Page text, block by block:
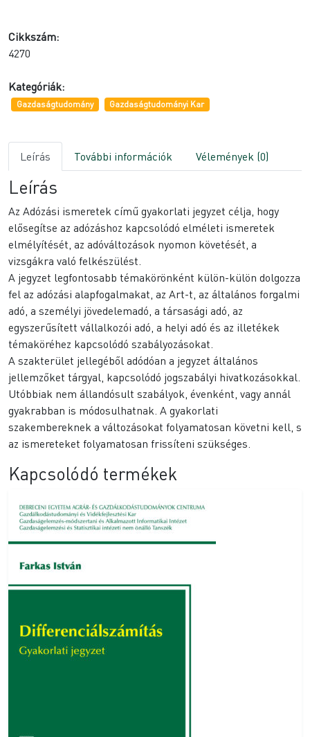
Cikkszám:
4270
Kategóriák:
Gazdaságtudomány Gazdaságtudományi Kar
Leírás További információk Vélemények (0)
Leírás
Az Adózási ismeretek című gyakorlati jegyzet célja, hogy
elősegítse az adózáshoz kapcsolódó elméleti ismeretek
elmélyítését, az adóváltozások nyomon követését, a
vizsgákra való felkészülést.
A jegyzet legfontosabb témakörönként külön-külön dolgozza
fel az adózási alapfogalmakat, az Art-t, az általános forgalmi
adó, a személyi jövedelemadó, a társasági adó, az
egyszerűsített vállalkozói adó, a helyi adó és az illetékek
témaköréhez kapcsolódó szabályozásokat.
A szakterület jellegéből adódóan a jegyzet általános
jellemzőket tárgyal, kapcsolódó jogszabályi hivatkozásokkal.
Utóbbiak nem állandósult szabályok, évenként, vagy annál
gyakrabban is módosulhatnak. A gyakorlati
szakembereknek a változásokat folyamatosan követni kell, s
az ismereteket folyamatosan frissíteni szükséges.
Kapcsolódó termékek